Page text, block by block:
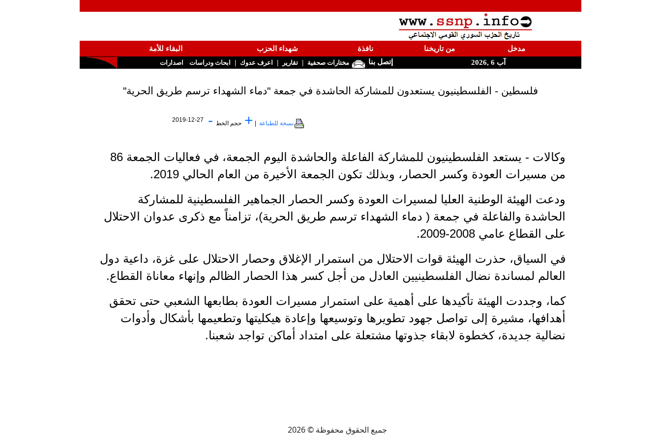
مدخل من تاريخنا نافذة شهداء الحزب
البقاء للأمة
آب 6 ,2026
إتصل بنا مختارات صحفية | تقارير | اعرف عدوك | ابحاث ودراسات اصدارات
فلسطين - الفلسطينيون يستعدون للمشاركة الحاشدة في جمعة "دماء الشهداء ترسم طريق الحرية"
نسخة للطباعة + حجم الخط -
2019-12-27
وكالات - يستعد الفلسطينيون للمشاركة الفاعلة والحاشدة اليوم الجمعة، في فعاليات الجمعة 86
من مسيرات العودة وكسر الحصار، وبذلك تكون الجمعة الأخيرة من العام الحالي 2019.
ودعت الهيئة الوطنية العليا لمسيرات العودة وكسر الحصار الجماهير الفلسطينية للمشاركة
الحاشدة والفاعلة في جمعة ( دماء الشهداء ترسم طريق الحرية)، تزامناً مع ذكرى عدوان الاحتلال
على القطاع عامي 2008-2009.
في السياق، حذرت الهيئة قوات الاحتلال من استمرار الإغلاق وحصار الاحتلال على غزة، داعية دول
العالم لمساندة نضال الفلسطينيين العادل من أجل كسر هذا الحصار الظالم وإنهاء معاناة القطاع.
كما، وجددت الهيئة تأكيدها على أهمية على استمرار مسيرات العودة بطابعها الشعبي حتى تحقق
أهدافها، مشيرة إلى تواصل جهود تطويرها وتوسيعها وإعادة هيكليتها وتطعيمها بأشكال وأدوات
نضالية جديدة، كخطوة لابقاء جذوتها مشتعلة على امتداد أماكن تواجد شعبنا.
جميع الحقوق محفوظة © 2026